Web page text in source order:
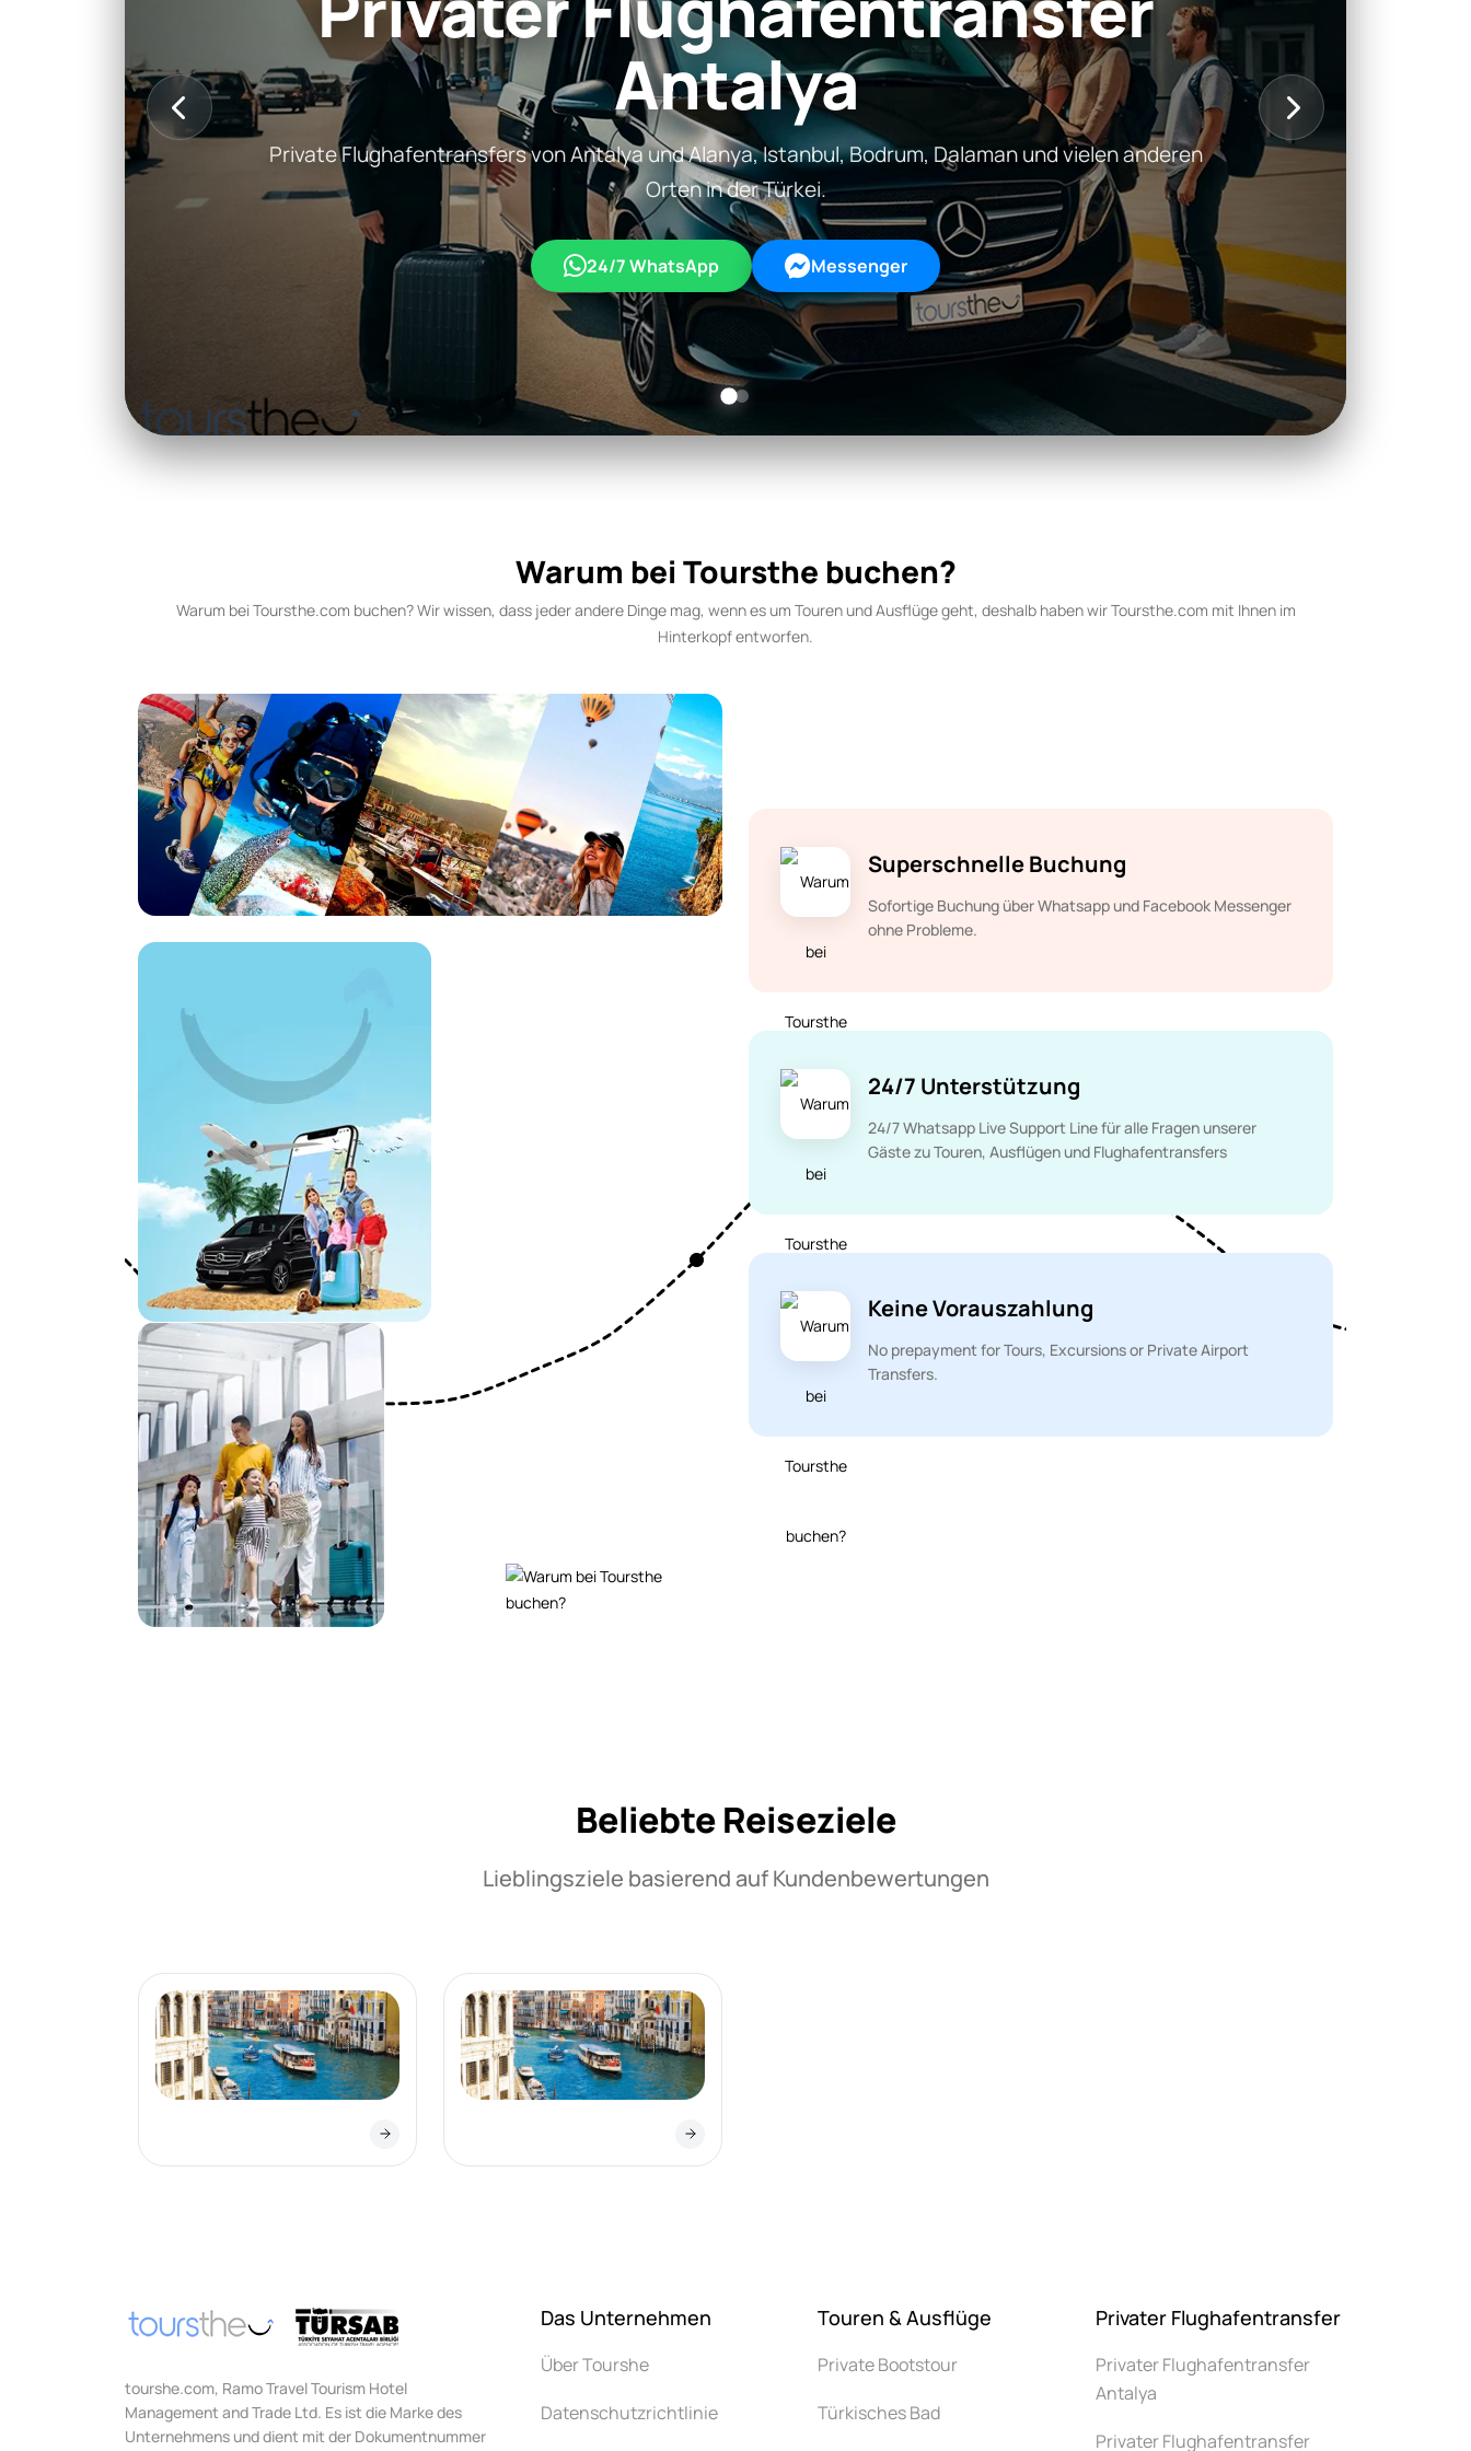
Antalya
Private Flughafentransfers von Antalya und Alanya, Istanbul, Bodrum, Dalaman und vielen anderen
Orten in der Türkei.
24/7 WhatsApp Messenger
Warum bei Toursthe buchen?
Warum bei Toursthe.com buchen? Wir wissen, dass jeder andere Dinge mag, wenn es um Touren und Ausflüge geht, deshalb haben wir Toursthe.com mit Ihnen im
Hinterkopf entworfen.
Superschnelle Buchung
Sofortige Buchung über Whatsapp und Facebook Messenger
ohne Probleme.
24/7 Unterstützung
24/7 Whatsapp Live Support Line für alle Fragen unserer
Gäste zu Touren, Ausflügen und Flughafentransfers
Keine Vorauszahlung
No prepayment for Tours, Excursions or Private Airport
Transfers.
Beliebte Reiseziele
Lieblingsziele basierend auf Kundenbewertungen
tourshe.com, Ramo Travel Tourism Hotel
Management and Trade Ltd. Es ist die Marke des
Unternehmens und dient mit der Dokumentnummer
Das Unternehmen
Über Tourshe
Datenschutzrichtlinie
Touren & Ausflüge
Private Bootstour
Türkisches Bad
Privater Flughafentransfer
Privater Flughafentransfer
Antalya
Privater Flughafentransfer